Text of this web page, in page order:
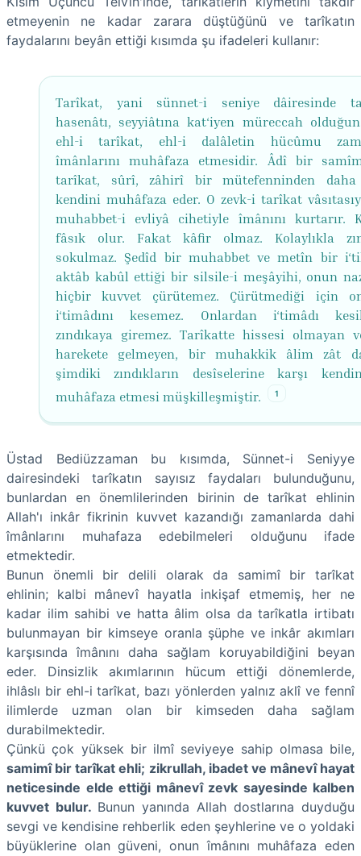
etmeyenin ne kadar zarara düştüğünü ve tarîkatın
faydalarını beyân ettiği kısımda şu ifadeleri kullanır:
Tarîkat, yani sünnet-i seniye dâiresinde
hasenâtı, seyyiâtına kat‘iyen müreccah
ehl-i tarîkat, ehl-i dalâletin hücûmu
îmânlarını muhâfaza etmesidir. Âdî bir
tarîkat, sûrî, zâhirî bir mütefenninden daha
kendini muhâfaza eder. O zevk-i tarîkat
muhabbet-i evliyâ cihetiyle îmânını kurtarır.
fâsık olur. Fakat kâfir olmaz. Kolaylıkla
sokulmaz. Şedîd bir muhabbet ve metîn bir
aktâb kabûl ettiği bir silsile-i meşâyihi, onun
hiçbir kuvvet çürütemez. Çürütmediği için
i‘timâdını kesemez. Onlardan i‘timâdı
zındıkaya giremez. Tarîkatte hissesi olmayan
harekete gelmeyen, bir muhakkik âlim zât
şimdiki zındıkların desîselerine karşı
muhâfaza etmesi müşkilleşmiştir.
1
Üstad Bediüzzaman bu kısımda, Sünnet-i Seniyye
dairesindeki tarîkatın sayısız faydaları bulunduğunu,
bunlardan en önemlilerinden birinin de tarîkat ehlinin
Allah'ı inkâr fikrinin kuvvet kazandığı zamanlarda dahi
îmânlarını muhafaza edebilmeleri olduğunu ifade
etmektedir.
Bunun önemli bir delili olarak da samimî bir tarîkat
ehlinin; kalbi mânevî hayatla inkişaf etmemiş, her ne
kadar ilim sahibi ve hatta âlim olsa da tarîkatla irtibatı
bulunmayan bir kimseye oranla şüphe ve inkâr akımları
karşısında îmânını daha sağlam koruyabildiğini beyan
eder. Dinsizlik akımlarının hücum ettiği dönemlerde,
ihlâslı bir ehl-i tarîkat, bazı yönlerden yalnız aklî ve fennî
ilimlerde uzman olan bir kimseden daha sağlam
durabilmektedir.
Çünkü çok yüksek bir ilmî seviyeye sahip olmasa bile,
samimî bir tarîkat ehli; zikrullah, ibadet ve mânevî hayat
neticesinde elde ettiği mânevî zevk sayesinde kalben
kuvvet bulur. Bunun yanında Allah dostlarına duyduğu
sevgi ve kendisine rehberlik eden şeyhlerine ve o yoldaki
büyüklerine olan güveni, onun îmânını muhâfaza eden